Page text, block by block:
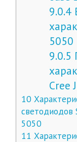
9.0.4
5050
9.0.5
Cree
10
светодиодов
5050
11